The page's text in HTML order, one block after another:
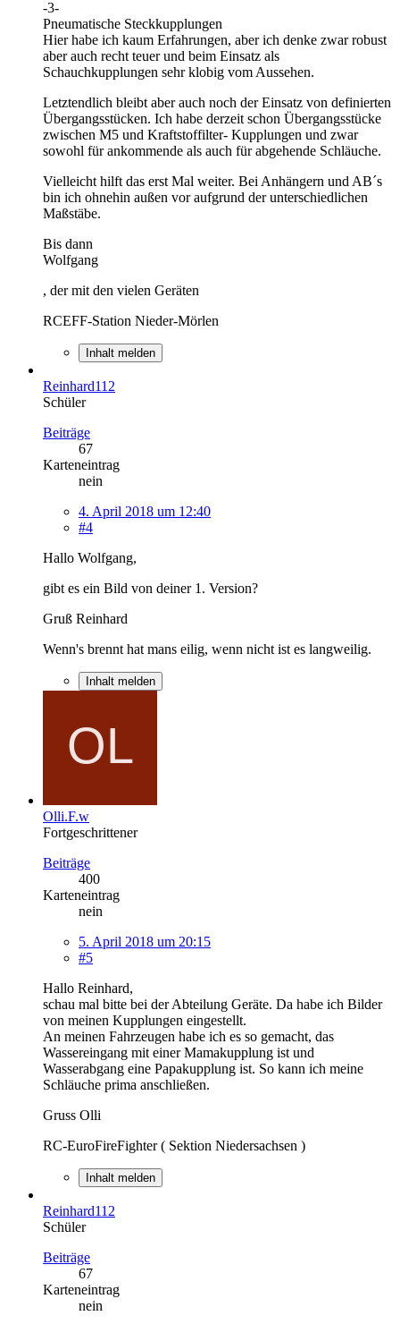
-3-
Pneumatische Steckkupplungen
Hier habe ich kaum Erfahrungen, aber ich denke zwar robust
aber auch recht teuer und beim Einsatz als
Schauchkupplungen sehr klobig vom Aussehen.
Letztendlich bleibt aber auch noch der Einsatz von definierten
Übergangsstücken. Ich habe derzeit schon Übergangsstücke
zwischen M5 und Kraftstoffilter- Kupplungen und zwar
sowohl für ankommende als auch für abgehende Schläuche.
Vielleicht hilft das erst Mal weiter. Bei Anhängern und AB´s
bin ich ohnehin außen vor aufgrund der unterschiedlichen
Maßstäbe.
Bis dann
Wolfgang
, der mit den vielen Geräten
RCEFF-Station Nieder-Mörlen
Inhalt melden
Reinhard112
Schüler
Beiträge
67
Karteneintrag
nein
4. April 2018 um 12:40
#4
Hallo Wolfgang,
gibt es ein Bild von deiner 1. Version?
Gruß Reinhard
Wenn's brennt hat mans eilig, wenn nicht ist es langweilig.
Inhalt melden
Olli.F.w
Fortgeschrittener
Beiträge
400
Karteneintrag
nein
5. April 2018 um 20:15
#5
Hallo Reinhard,
schau mal bitte bei der Abteilung Geräte. Da habe ich Bilder
von meinen Kupplungen eingestellt.
An meinen Fahrzeugen habe ich es so gemacht, das
Wassereingang mit einer Mamakupplung ist und
Wasserabgang eine Papakupplung ist. So kann ich meine
Schläuche prima anschließen.
Gruss Olli
RC-EuroFireFighter ( Sektion Niedersachsen )
Inhalt melden
Reinhard112
Schüler
Beiträge
67
Karteneintrag
nein